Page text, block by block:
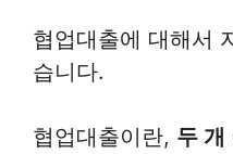
협업대출에 대해서
습니다.
협업대출이란, 두 개